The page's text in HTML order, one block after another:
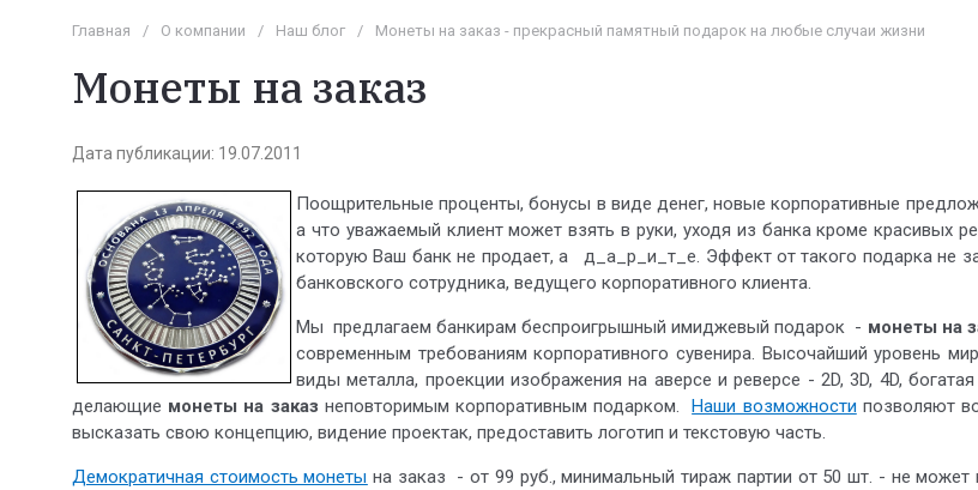
Главная / О компании / Наш блог / Монеты на заказ - прекрасный памятный подарок на любые случаи жизни
Монеты на заказ
Дата публикации: 19.07.2011
Поощрительные проценты, бонусы в виде денег, новые корпоративные
а что уважаемый клиент может взять в руки, уходя из банка кроме красивых
которую Ваш банк не продает, а д_а_р_и_т_е. Эффект от такого подарка не
банковского сотрудника, ведущего корпоративного клиента.
Мы предлагаем банкирам беспроигрышный имиджевый подарок - монеты на
современным требованиям корпоративного сувенира. Высочайший уровень
виды металла, проекции изображения на аверсе и реверсе - 2D, 3D, 4D,
делающие монеты на заказ неповторимым корпоративным подарком.Наши возможности позволяют
высказать свою концепцию, видение проектак, предоставить логотип и текстовую часть.
Демократичная стоимость монеты на заказ - от 99 руб., минимальный тираж партии от 50 шт. - не